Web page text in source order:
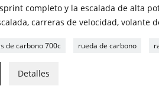
completo y la escalada de alta
carreras de velocidad, volante
de carbono 700c rueda de carbono
Detalles